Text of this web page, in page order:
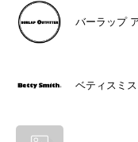
バーラップ
ベティスミス